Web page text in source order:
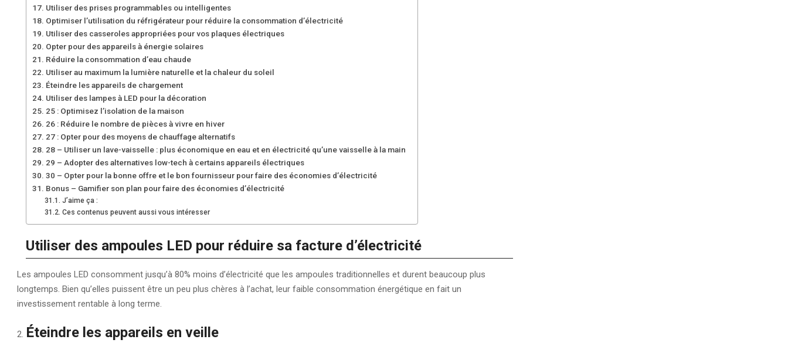
Utiliser des prises programmables ou intelligentes
Optimiser l’utilisation du réfrigérateur pour réduire la consommation d’électricité
Utiliser des casseroles appropriées pour vos plaques électriques
Opter pour des appareils à énergie solaires
Réduire la consommation d’eau chaude
Utiliser au maximum la lumière naturelle et la chaleur du soleil
Éteindre les appareils de chargement
Utiliser des lampes à LED pour la décoration
25 : Optimisez l’isolation de la maison
26 : Réduire le nombre de pièces à vivre en hiver
27 : Opter pour des moyens de chauffage alternatifs
28 – Utiliser un lave-vaisselle : plus économique en eau et en électricité qu’une vaisselle à la main
29 – Adopter des alternatives low-tech à certains appareils électriques
30 – Opter pour la bonne offre et le bon fournisseur pour faire des économies d’électricité
Bonus – Gamifier son plan pour faire des économies d’électricité
J’aime ça :
Ces contenus peuvent aussi vous intéresser
Utiliser des ampoules LED pour réduire sa facture d’électricité
Les ampoules LED consomment jusqu’à 80% moins d’électricité que les ampoules traditionnelles et durent beaucoup plus
longtemps. Bien qu’elles puissent être un peu plus chères à l’achat, leur faible consommation énergétique en fait un
investissement rentable à long terme.
Éteindre les appareils en veille